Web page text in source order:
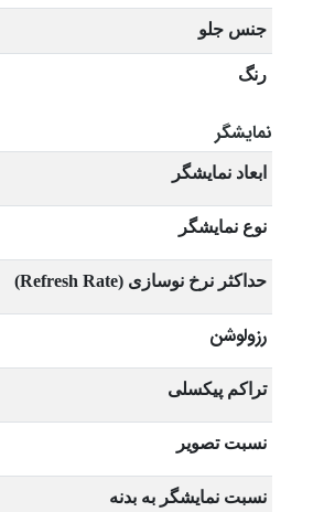
جنس جلو
رنگ
نمایشگر
ابعاد نمایشگر
نوع نمایشگر
حداکثر نرخ نوسازی (Refresh Rate)
رزولوشن
تراکم پیکسلی
نسبت تصویر
نسبت نمایشگر به بدنه